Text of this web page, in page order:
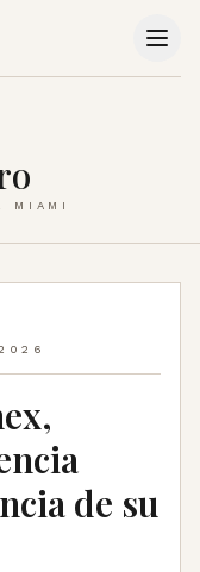
MIAMI
de su